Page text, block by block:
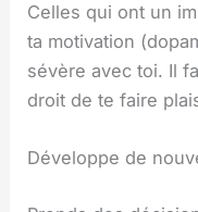
Celles qui ont un
ta motivation
sévère avec toi. Il
droit de te faire
Développe de